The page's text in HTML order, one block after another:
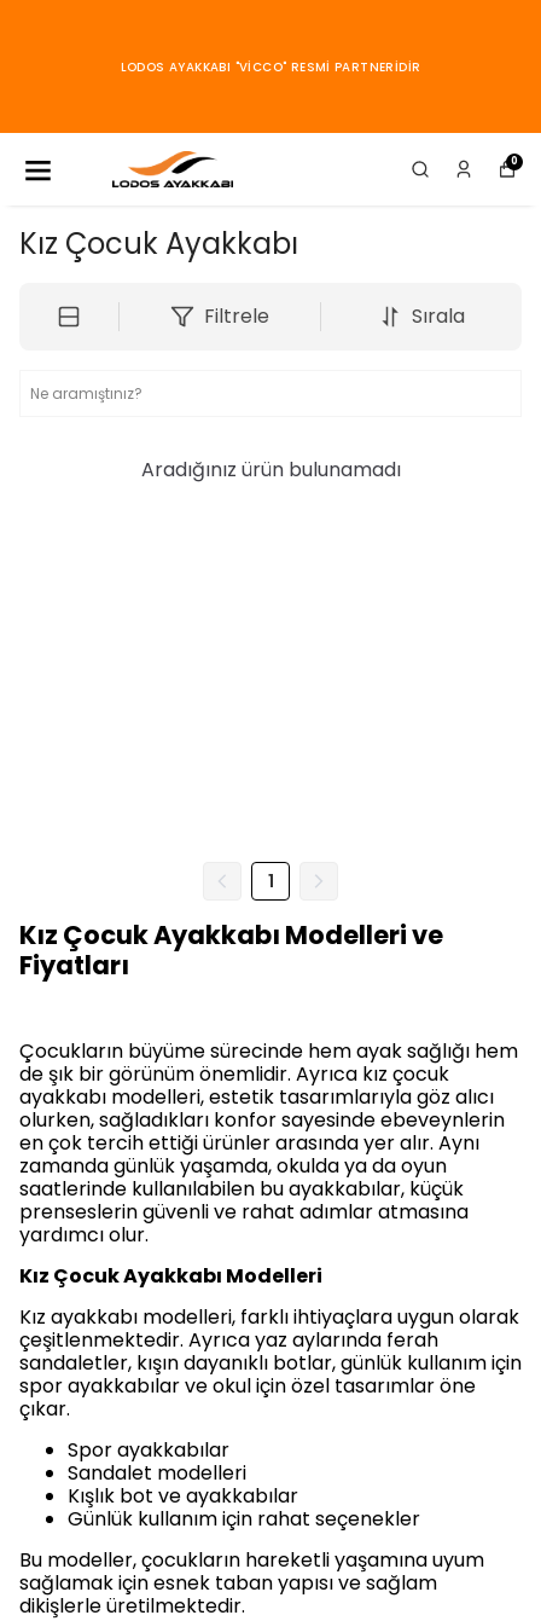
RESMİ PARTNERİDİR
0
Kız Çocuk Ayakkabı
Filtrele Sırala
Aradığınız ürün bulunamadı
1
Kız Çocuk Ayakkabı Modelleri ve
Fiyatları
Çocukların büyüme sürecinde hem ayak sağlığı hem
de şık bir görünüm önemlidir. Ayrıca kız çocuk
ayakkabı modelleri, estetik tasarımlarıyla göz alıcı
olurken, sağladıkları konfor sayesinde ebeveynlerin
en çok tercih ettiği ürünler arasında yer alır. Aynı
zamanda günlük yaşamda, okulda ya da oyun
saatlerinde kullanılabilen bu ayakkabılar, küçük
prenseslerin güvenli ve rahat adımlar atmasına
yardımcı olur.
Kız Çocuk Ayakkabı Modelleri
Kız ayakkabı modelleri, farklı ihtiyaçlara uygun olarak
çeşitlenmektedir. Ayrıca yaz aylarında ferah
sandaletler, kışın dayanıklı botlar, günlük kullanım için
spor ayakkabılar ve okul için özel tasarımlar öne
çıkar.
Spor ayakkabılar
Sandalet modelleri
Kışlık bot ve ayakkabılar
Günlük kullanım için rahat seçenekler
Bu modeller, çocukların hareketli yaşamına uyum
sağlamak için esnek taban yapısı ve sağlam
dikişlerle üretilmektedir.